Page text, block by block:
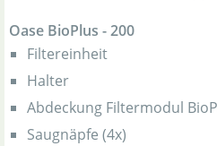
Oase BioPlus - 200
Filtereinheit
Halter
Abdeckung Filtermodul
Saugnäpfe (4x)